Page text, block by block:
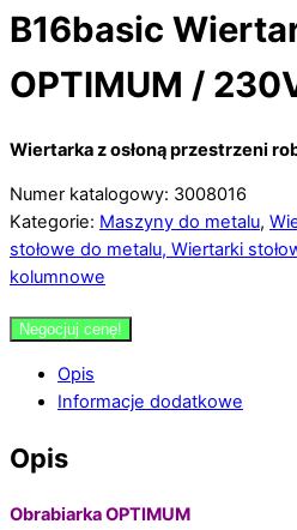
B16basic
OPTIMUM /
Wiertarka z osłoną przestrzeni
Numer katalogowy: 3008016
Kategorie: Maszyny do metalu,
stołowe do metalu, Wiertarki
kolumnowe
Negocjuj cenę!
Opis
Informacje dodatkowe
Opis
Obrabiarka OPTIMUM